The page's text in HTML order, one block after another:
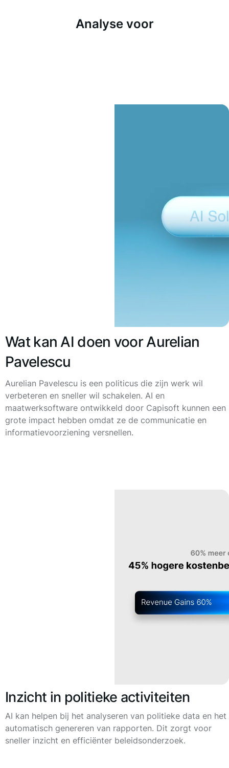
Analyse voor
Wat kan AI doen voor Aurelian
Pavelescu
Aurelian Pavelescu is een politicus die zijn werk wil
verbeteren en sneller wil schakelen. AI en
maatwerksoftware ontwikkeld door Capisoft kunnen een
grote impact hebben omdat ze de communicatie en
informatievoorziening versnellen.
Inzicht in politieke activiteiten
AI kan helpen bij het analyseren van politieke data en het
automatisch genereren van rapporten. Dit zorgt voor
sneller inzicht en efficiënter beleidsonderzoek.